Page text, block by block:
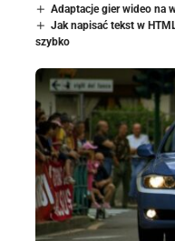
Adaptacje gier wideo na
Jak napisać tekst w
szybko